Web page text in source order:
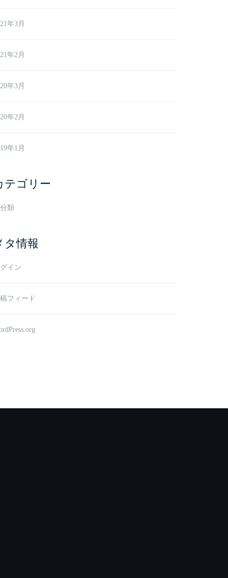
年3月
年2月
年3月
年2月
年1月
テゴリー
類
タ情報
イン
フィード